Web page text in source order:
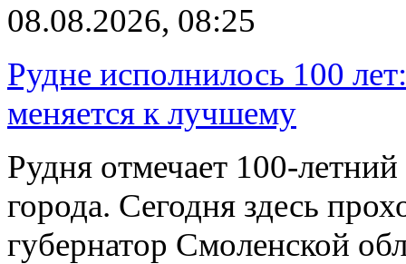
08.08.2026, 08:25
Рудне исполнилось 100
меняется к лучшему
Рудня отмечает 100-
города. Сегодня здесь
губернатор Смоленской